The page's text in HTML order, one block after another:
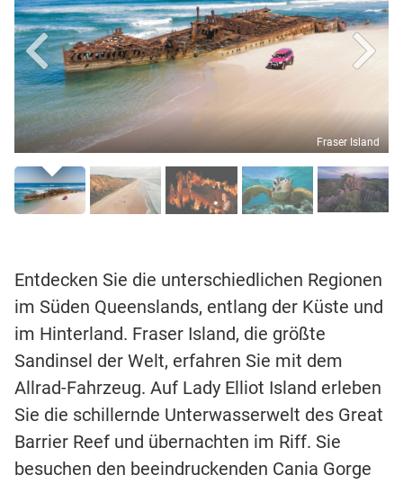
Fraser Island
Entdecken Sie die unterschiedlichen Regionen
im Süden Queenslands, entlang der Küste und
im Hinterland. Fraser Island, die größte
Sandinsel der Welt, erfahren Sie mit dem
Allrad-Fahrzeug. Auf Lady Elliot Island erleben
Sie die schillernde Unterwasserwelt des Great
Barrier Reef und übernachten im Riff. Sie
besuchen den beeindruckenden Cania Gorge